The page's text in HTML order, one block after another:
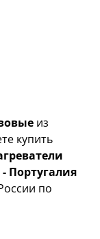
из
купить
Португалия
по